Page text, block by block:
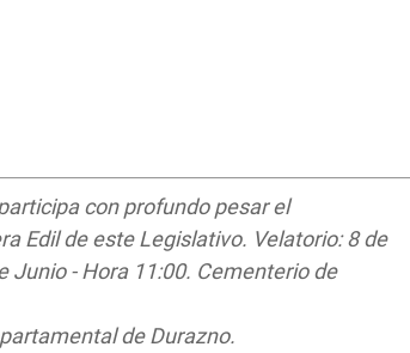
con profundo pesar el
Edil de este Legislativo. Velatorio: 8 de
Junio - Hora 11:00. Cementerio de
de Durazno.